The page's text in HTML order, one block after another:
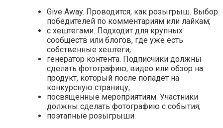
Give Away. Проводится, как розыгрыш. Выбор
победителей по комментариям или лайкам;
с хештегами. Подходит для крупных
сообществ или блогов, где уже есть
собственные хештеги;
генератор контента. Подписчики должны
сделать фотографию, видео или обзор на
продукт, который после попадет на
конкурсную страницу;
посвященные мероприятиям. Участники
должны сделать фотографию с события;
поэтапные розыгрыши.